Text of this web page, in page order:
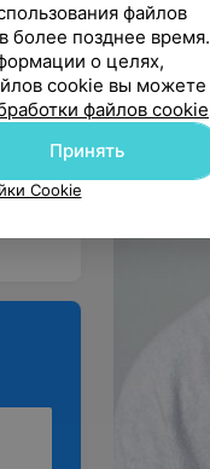
файлов
более позднее время.
о целях,
cookie вы можете
файлов cookie
Принять
Cookie